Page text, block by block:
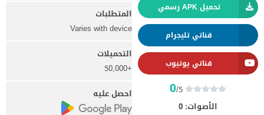
تحميل APK رسمي
قناتي تليجرام
قناتي يوتيوب
0/5
الأصوات: 0
المتطلبات
Varies with device
التحميلات
+50,000
احصل عليه